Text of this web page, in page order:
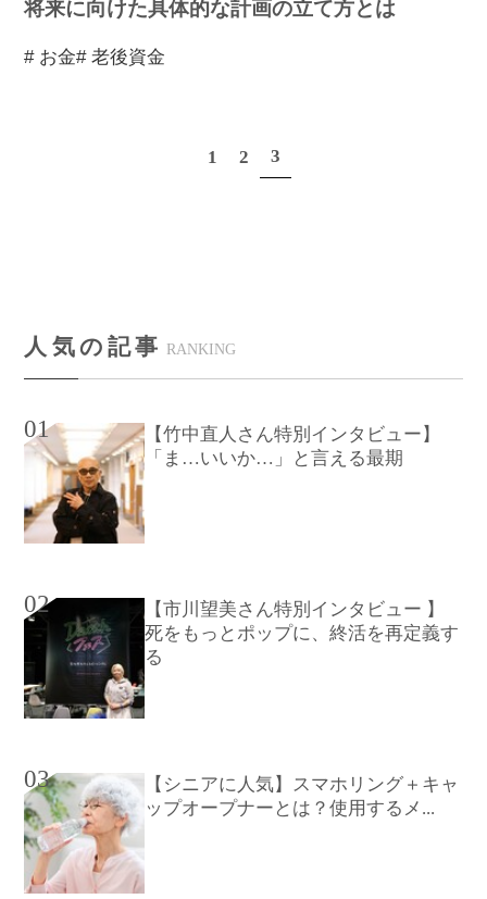
将来に向けた具体的な計画の立て方とは
# お金# 老後資金
1 2 3
人気の記事 RANKING
01
【竹中直人さん特別インタビュー】
「ま…いいか…」と言える最期
02
【市川望美さん特別インタビュー 】
死をもっとポップに、終活を再定義す
る
03
【シニアに人気】スマホリング＋キャ
ップオープナーとは？使用するメ...